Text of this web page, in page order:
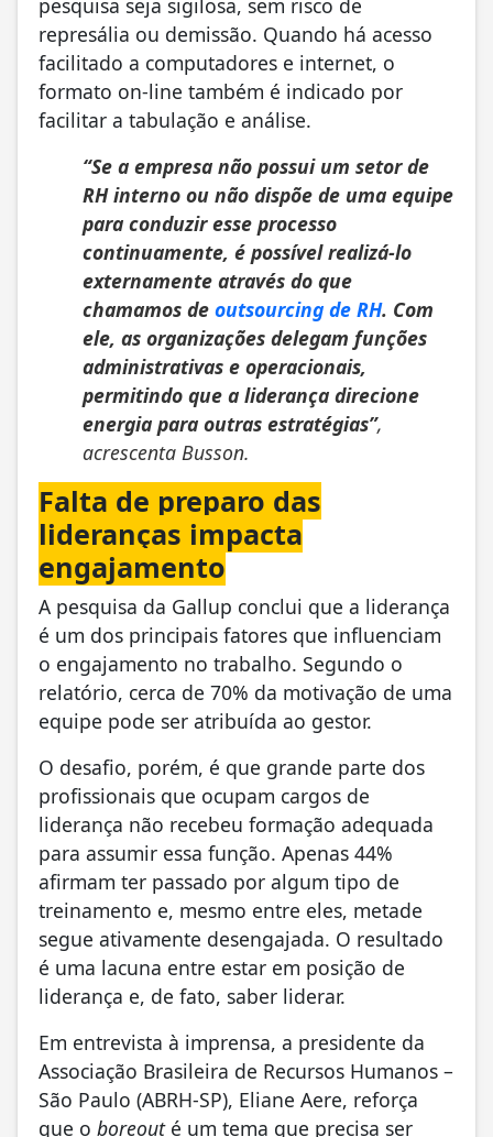
represália ou demissão. Quando há acesso
facilitado a computadores e internet, o
formato on-line também é indicado por
facilitar a tabulação e análise.
“Se a empresa não possui um setor de
RH interno ou não dispõe de uma equipe
para conduzir esse processo
continuamente, é possível realizá-lo
externamente através do que
chamamos de outsourcing de RH. Com
ele, as organizações delegam funções
administrativas e operacionais,
permitindo que a liderança direcione
energia para outras estratégias”,
acrescenta Busson.
Falta de preparo das
lideranças impacta
engajamento
A pesquisa da Gallup conclui que a liderança
é um dos principais fatores que influenciam
o engajamento no trabalho. Segundo o
relatório, cerca de 70% da motivação de uma
equipe pode ser atribuída ao gestor.
O desafio, porém, é que grande parte dos
profissionais que ocupam cargos de
liderança não recebeu formação adequada
para assumir essa função. Apenas 44%
afirmam ter passado por algum tipo de
treinamento e, mesmo entre eles, metade
segue ativamente desengajada. O resultado
é uma lacuna entre estar em posição de
liderança e, de fato, saber liderar.
Em entrevista à imprensa, a presidente da
Associação Brasileira de Recursos Humanos –
São Paulo (ABRH-SP), Eliane Aere, reforça
que o boreout é um tema que precisa ser